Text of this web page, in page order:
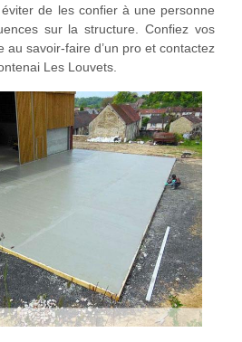
de les confier à une personne
sur la structure. Confiez vos
savoir-faire d’un pro et contactez
Les Louvets.